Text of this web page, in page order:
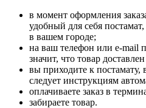
в момент оформления
удобный для себя постамат,
в вашем городе;
на ваш телефон или e-mail
значит, что товар
вы приходите к
следует инструкциям
оплачиваете заказ в
забираете товар.